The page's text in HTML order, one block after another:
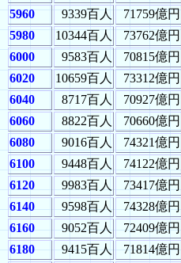
5960
9339百人 71759億円
5980
10344百人 73762億円
6000
9583百人 70815億円
6020
10659百人 73312億円
6040
8717百人 70927億円
6060
8822百人 70660億円
6080
9016百人 74321億円
6100
9448百人 74122億円
6120
9983百人 73417億円
6140
9598百人 74328億円
6160
9052百人 72409億円
6180
9415百人 71814億円